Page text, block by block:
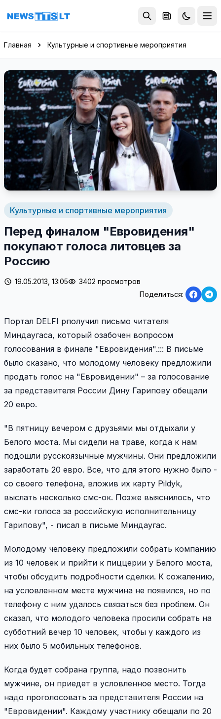
Перейти к содержимому
Главная Культурные и спортивные мероприятия
Культурные и спортивные мероприятия
Перед финалом "Евровидения"
покупают голоса литовцев за
Россию
19.05.2013, 13:05
3402 просмотров
Поделиться:
Портал DELFI pполучил письмо читателя
Миндаугаса, который озабочен вопросом
голосования в финале "Евровидения".::: В письме
было сказано, что молодому человеку предложили
продать голос на "Евровидении" – за голосование
за представителя России Дину Гарипову обещали
20 евро.
"В пятницу вечером с друзьями мы отдыхали у
Белого моста. Мы сидели на траве, когда к нам
подошли русскоязычные мужчины. Они предложили
заработать 20 евро. Все, что для этого нужно было -
со своего телефона, вложив их карту Pildyk,
выслать несколько смс-ок. Позже выяснилось, что
смс-ки голоса за российскую исполнительницу
Гарипову", - писал в письме Миндаугас.
Молодому человеку предложили собрать компанию
из 10 человек и прийти к пиццерии у Белого моста,
чтобы обсудить подробности сделки. К сожалению,
на условленном месте мужчина не появился, но по
телефону с ним удалось связаться без проблем. Он
сказал, что молодого человека просили собрать на
субботний вечер 10 человек, чтобы у каждого из
них было 5 мобильных телефонов.
Когда будет собрана группа, надо позвонить
мужчине, он приедет в условленное место. Тогда
надо проголосовать за представителя России на
"Евровидении". Каждому участнику обещали по 20